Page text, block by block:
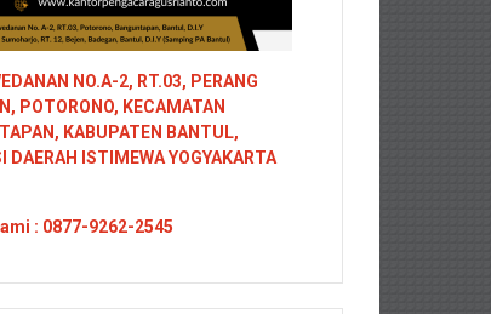
NO.A-2, RT.03, PERANG
POTORONO, KECAMATAN
KABUPATEN BANTUL,
DAERAH ISTIMEWA YOGYAKARTA
: 0877-9262-2545